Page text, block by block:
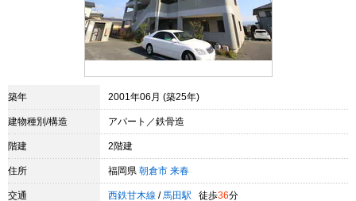
築年 2001年06月 (築25年)
建物種別/構造 アパート／鉄骨造
階建 2階建
住所 福岡県 朝倉市 来春
交通 西鉄甘木線 / 馬田駅 徒歩36分